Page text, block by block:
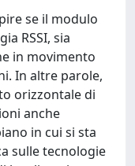
se il modulo
RSSI, sia
in movimento
In altre parole,
orizzontale di
anche
in cui si sta
sulle tecnologie